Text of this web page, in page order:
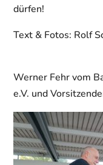
dürfen!
Text & Fotos: Rolf
Werner Fehr vom
e.V. und